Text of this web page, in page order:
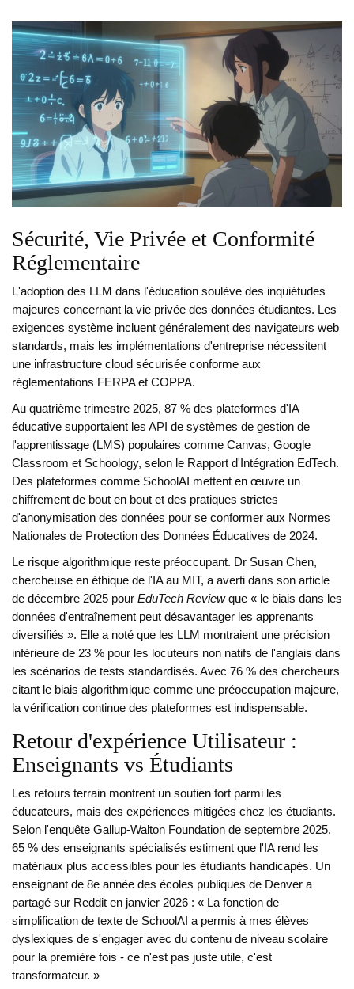
Sécurité, Vie Privée et Conformité
Réglementaire
L'adoption des LLM dans l'éducation soulève des inquiétudes
majeures concernant la vie privée des données étudiantes. Les
exigences système incluent généralement des navigateurs web
standards, mais les implémentations d'entreprise nécessitent
une infrastructure cloud sécurisée conforme aux
réglementations FERPA et COPPA.
Au quatrième trimestre 2025, 87 % des plateformes d'IA
éducative supportaient les API de systèmes de gestion de
l'apprentissage (LMS) populaires comme Canvas, Google
Classroom et Schoology, selon le Rapport d'Intégration EdTech.
Des plateformes comme SchoolAI mettent en œuvre un
chiffrement de bout en bout et des pratiques strictes
d'anonymisation des données pour se conformer aux Normes
Nationales de Protection des Données Éducatives de 2024.
Le risque algorithmique reste préoccupant. Dr Susan Chen,
chercheuse en éthique de l'IA au MIT, a averti dans son article
de décembre 2025 pour EduTech Reviewque « le biais dans les
données d'entraînement peut désavantager les apprenants
diversifiés ». Elle a noté que les LLM montraient une précision
inférieure de 23 % pour les locuteurs non natifs de l'anglais dans
les scénarios de tests standardisés. Avec 76 % des chercheurs
citant le biais algorithmique comme une préoccupation majeure,
la vérification continue des plateformes est indispensable.
Retour d'expérience Utilisateur :
Enseignants vs Étudiants
Les retours terrain montrent un soutien fort parmi les
éducateurs, mais des expériences mitigées chez les étudiants.
Selon l'enquête Gallup-Walton Foundation de septembre 2025,
65 % des enseignants spécialisés estiment que l'IA rend les
matériaux plus accessibles pour les étudiants handicapés. Un
enseignant de 8e année des écoles publiques de Denver a
partagé sur Reddit en janvier 2026 : « La fonction de
simplification de texte de SchoolAI a permis à mes élèves
dyslexiques de s'engager avec du contenu de niveau scolaire
pour la première fois - ce n'est pas juste utile, c'est
transformateur. »